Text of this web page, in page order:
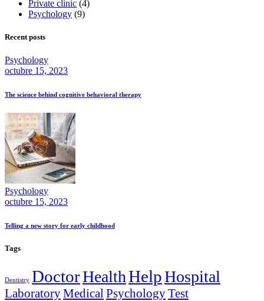
Private clinic (4)
Psychology (9)
Recent posts
Psychology
octubre 15, 2023
The science behind cognitive behavioral therapy
Psychology
octubre 15, 2023
Telling a new story for early childhood
Tags
Dentistry DoctorHealthHelpHospital
LaboratoryMedical PsychologyTest